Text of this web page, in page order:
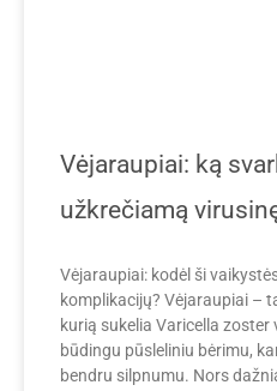
Vėjaraupiai: ką
užkrečiamą
Vėjaraupiai: kodėl ši
komplikacijų? Vėjaraupiai –
kurią sukelia Varicella
būdingu pūsleliniu bėrimu,
bendru silpnumu. Nors